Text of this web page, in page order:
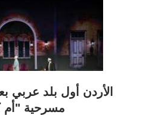
الأردن أول بلد
مسرحية "أم